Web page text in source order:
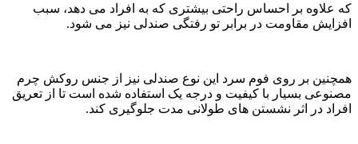
که علاوه بر احساس راحتی بیشتری که به افراد می دهد، سبب
افزایش مقاومت در برابر تو رفتگی صندلی نیز می شود.
همچنین بر روی فوم سرد این نوع صندلی نیز از جنس روکش چرم
مصنوعی بسیار با کیفیت و درجه یک استفاده شده است تا از تعریق
افراد در اثر نشستن های طولانی مدت جلوگیری کند.